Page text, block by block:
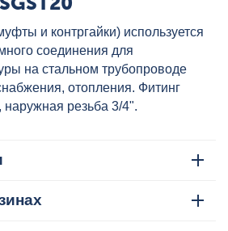
и контргайки) используется
соединения для
на стальном трубопроводе
отопления. Фитинг
наружная резьба 3/4".